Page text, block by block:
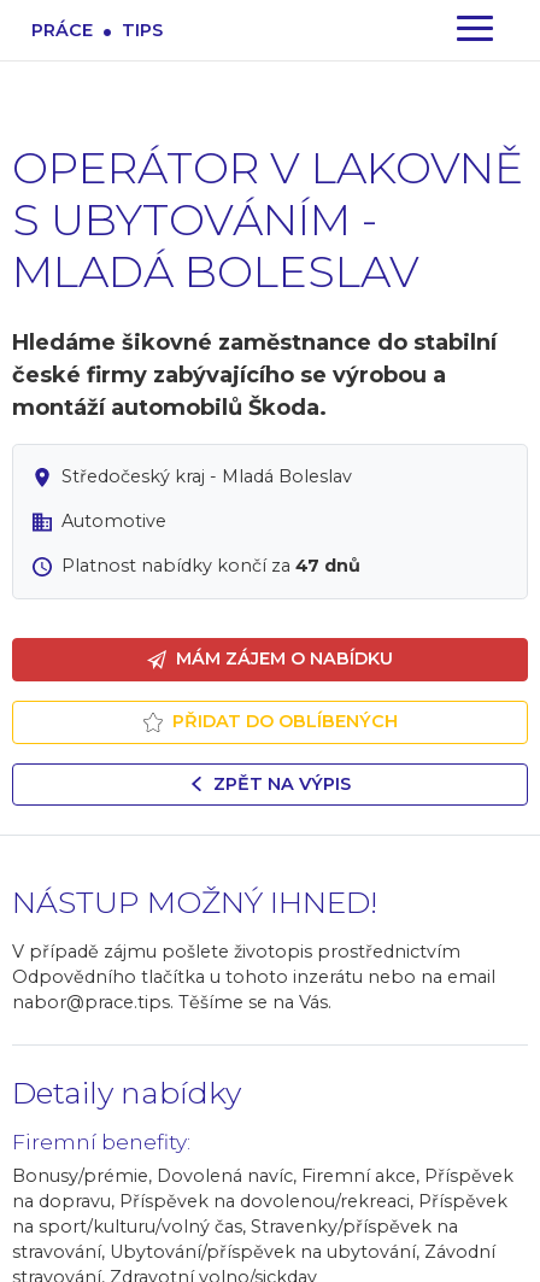
PRÁCE . TIPS
OPERÁTOR V LAKOVNĚ
S UBYTOVÁNÍM -
MLADÁ BOLESLAV
Hledáme šikovné zaměstnance do stabilní
české firmy zabývajícího se výrobou a
montáží automobilů Škoda.
Středočeský kraj - Mladá Boleslav
Automotive
Platnost nabídky končí za 47 dnů
MÁM ZÁJEM O NABÍDKU
PŘIDAT DO OBLÍBENÝCH
ZPĚT NA VÝPIS
NÁSTUP MOŽNÝ IHNED!
V případě zájmu pošlete životopis prostřednictvím
Odpovědního tlačítka u tohoto inzerátu nebo na email
nabor@prace.tips. Těšíme se na Vás.
Detaily nabídky
Firemní benefity:
Bonusy/prémie, Dovolená navíc, Firemní akce, Příspěvek
na dopravu, Příspěvek na dovolenou/rekreaci, Příspěvek
na sport/kulturu/volný čas, Stravenky/příspěvek na
stravování, Ubytování/příspěvek na ubytování, Závodní
stravování, Zdravotní volno/sickday